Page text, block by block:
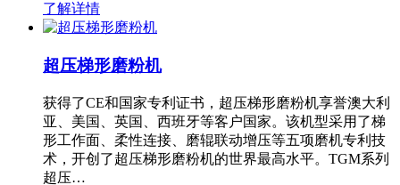
了解详情
超压梯形磨粉机
获得了CE和国家专利证书，超压梯形磨粉机享誉澳大利
亚、美国、英国、西班牙等客户国家。该机型采用了梯
形工作面、柔性连接、磨辊联动增压等五项磨机专利技
术，开创了超压梯形磨粉机的世界最高水平。TGM系列
超压…